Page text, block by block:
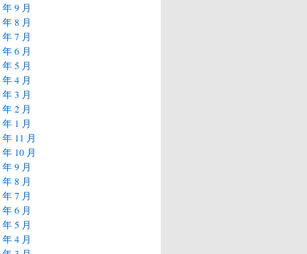
年 9 月
年 8 月
年 7 月
年 6 月
年 5 月
年 4 月
年 3 月
年 2 月
年 1 月
年 11 月
年 10 月
年 9 月
年 8 月
年 7 月
年 6 月
年 5 月
年 4 月